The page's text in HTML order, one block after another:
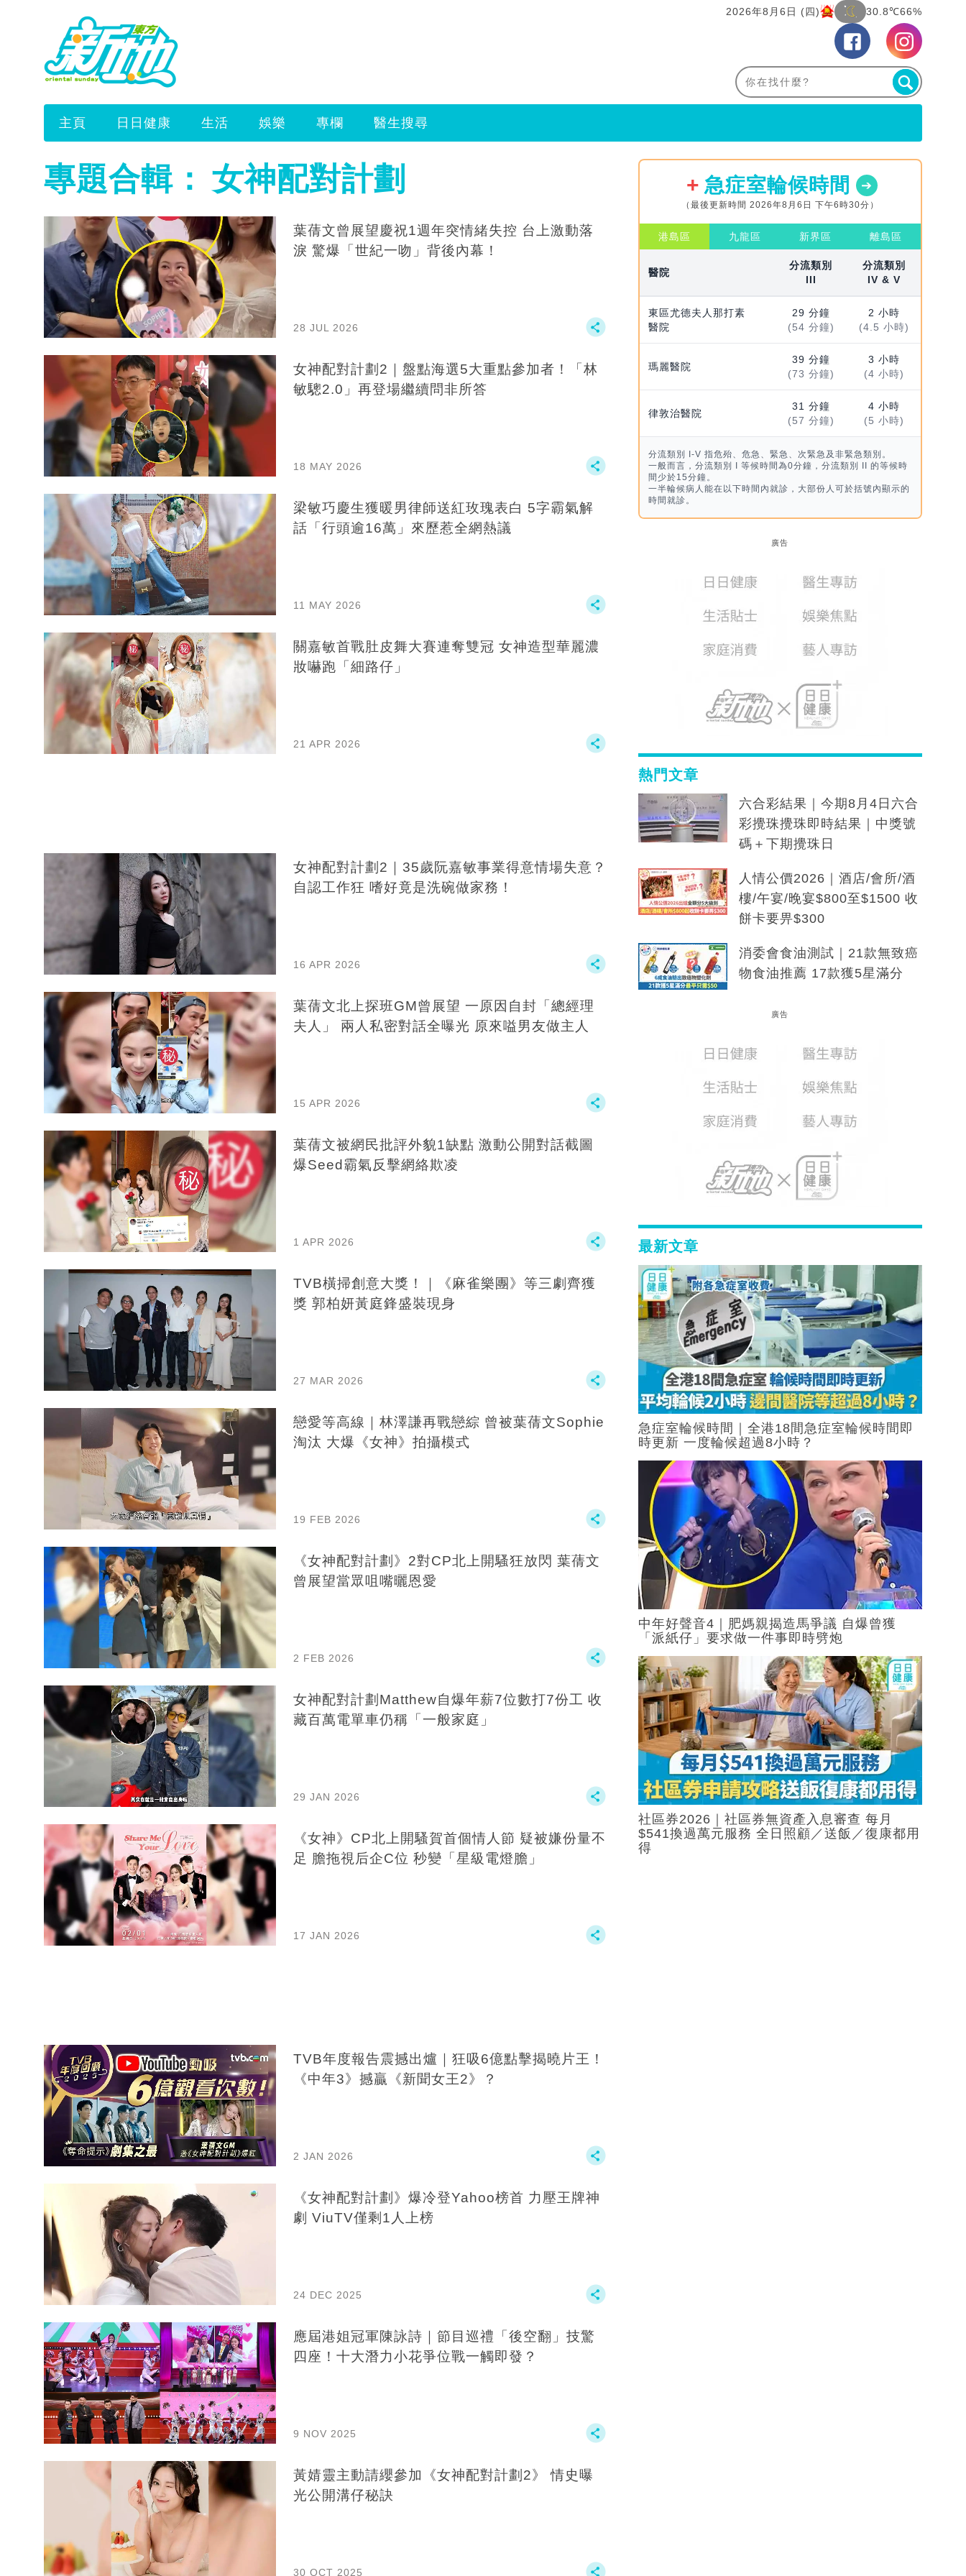
2026年8月6日 (四) 30.8℃66%
主頁 日日健康 生活 娛樂 專欄 醫生搜尋
專題合輯： 女神配對計劃
葉蒨文曾展望慶祝1週年突情緒失控 台上激動落
淚 驚爆「世紀一吻」背後內幕！
28 JUL 2026
女神配對計劃2｜盤點海選5大重點參加者！「林
敏驄2.0」再登場繼續問非所答
18 MAY 2026
梁敏巧慶生獲暖男律師送紅玫瑰表白 5字霸氣解
話「行頭逾16萬」來歷惹全網熱議
11 MAY 2026
關嘉敏首戰肚皮舞大賽連奪雙冠 女神造型華麗濃
妝嚇跑「細路仔」
21 APR 2026
女神配對計劃2｜35歲阮嘉敏事業得意情場失意？
自認工作狂 嗜好竟是洗碗做家務！
16 APR 2026
葉蒨文北上探班GM曾展望 一原因自封「總經理
夫人」 兩人私密對話全曝光 原來嗌男友做主人
15 APR 2026
葉蒨文被網民批評外貌1缺點 激動公開對話截圖
爆Seed霸氣反擊網絡欺凌
1 APR 2026
TVB橫掃創意大獎！｜《麻雀樂團》等三劇齊獲
獎 郭柏妍黃庭鋒盛裝現身
27 MAR 2026
戀愛等高線｜林澤謙再戰戀綜 曾被葉蒨文Sophie
淘汰 大爆《女神》拍攝模式
19 FEB 2026
《女神配對計劃》2對CP北上開騷狂放閃 葉蒨文
曾展望當眾咀嘴曬恩愛
2 FEB 2026
女神配對計劃Matthew自爆年薪7位數打7份工 收
藏百萬電單車仍稱「一般家庭」
29 JAN 2026
《女神》CP北上開騷賀首個情人節 疑被嫌份量不
足 膽拖視后企C位 秒變「星級電燈膽」
17 JAN 2026
TVB年度報告震撼出爐｜狂吸6億點擊揭曉片王！
《中年3》撼贏《新聞女王2》？
2 JAN 2026
《女神配對計劃》爆冷登Yahoo榜首 力壓王牌神
劇 ViuTV僅剩1人上榜
24 DEC 2025
應屆港姐冠軍陳詠詩｜節目巡禮「後空翻」技驚
四座！十大潛力小花爭位戰一觸即發？
9 NOV 2025
黃婧靈主動請纓參加《女神配對計劃2》 情史曝
光公開溝仔秘訣
30 OCT 2025
急症室輪候時間
（最後更新時間 2026年8月6日 下午6時30分）
港島區 九龍區 新界區 離島區
醫院
分流類別
III
分流類別
IV & V
東區尤德夫人那打素
醫院
29 分鐘
(54 分鐘)
2 小時
(4.5 小時)
瑪麗醫院
39 分鐘
(73 分鐘)
3 小時
(4 小時)
律敦治醫院
31 分鐘
(57 分鐘)
4 小時
(5 小時)
分流類別 I-V 指危殆、危急、緊急、次緊急及非緊急類別。
一般而言，分流類別 I 等候時間為0分鐘，分流類別 II 的等候時
間少於15分鐘。
一半輪候病人能在以下時間內就診，大部份人可於括號內顯示的
時間就診。
廣告
熱門文章
六合彩結果｜今期8月4日六合
彩攪珠攪珠即時結果｜中獎號
碼＋下期攪珠日
人情公價2026｜酒店/會所/酒
樓/午宴/晚宴$800至$1500 收
餅卡要畀$300
消委會食油測試｜21款無致癌
物食油推薦 17款獲5星滿分
廣告
最新文章
急症室輪候時間｜全港18間急症室輪候時間即
時更新 一度輪候超過8小時？
中年好聲音4｜肥媽親揭造馬爭議 自爆曾獲
「派紙仔」要求做一件事即時劈炮
社區券2026｜社區券無資產入息審查 每月
$541換過萬元服務 全日照顧／送飯／復康都用
得